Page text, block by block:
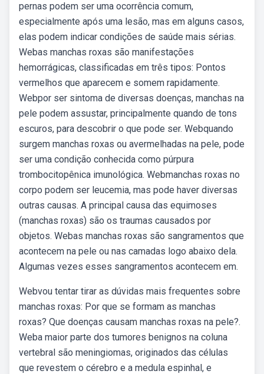
pernas podem ser uma ocorrência comum,
especialmente após uma lesão, mas em alguns casos,
elas podem indicar condições de saúde mais sérias.
Webas manchas roxas são manifestações
hemorrágicas, classificadas em três tipos: Pontos
vermelhos que aparecem e somem rapidamente.
Webpor ser sintoma de diversas doenças, manchas na
pele podem assustar, principalmente quando de tons
escuros, para descobrir o que pode ser. Webquando
surgem manchas roxas ou avermelhadas na pele, pode
ser uma condição conhecida como púrpura
trombocitopênica imunológica. Webmanchas roxas no
corpo podem ser leucemia, mas pode haver diversas
outras causas. A principal causa das equimoses
(manchas roxas) são os traumas causados por
objetos. Webas manchas roxas são sangramentos que
acontecem na pele ou nas camadas logo abaixo dela.
Algumas vezes esses sangramentos acontecem em.
Webvou tentar tirar as dúvidas mais frequentes sobre
manchas roxas: Por que se formam as manchas
roxas? Que doenças causam manchas roxas na pele?.
Weba maior parte dos tumores benignos na coluna
vertebral são meningiomas, originados das células
que revestem o cérebro e a medula espinhal, e